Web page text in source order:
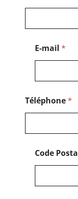
E-mail *
Téléphone*
Code